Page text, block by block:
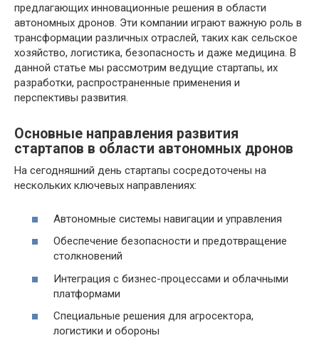
предлагающих инновационные решения в области
автономных дронов. Эти компании играют важную роль в
трансформации различных отраслей, таких как сельское
хозяйство, логистика, безопасность и даже медицина. В
данной статье мы рассмотрим ведущие стартапы, их
разработки, распространенные применения и
перспективы развития.
Основные направления развития
стартапов в области автономных дронов
На сегодняшний день стартапы сосредоточены на
нескольких ключевых направлениях:
Автономные системы навигации и управления
Обеспечение безопасности и предотвращение
столкновений
Интеграция с бизнес-процессами и облачными
платформами
Специальные решения для агросектора,
логистики и обороны